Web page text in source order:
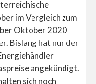
im Vergleich zum
Oktober 2020
Bislang hat nur der
angekündigt.
sich noch